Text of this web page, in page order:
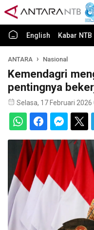
English Kabar NTB
ANTARA Nasional
Kemendagri
pentingnya
Selasa, 17 Februari 2026